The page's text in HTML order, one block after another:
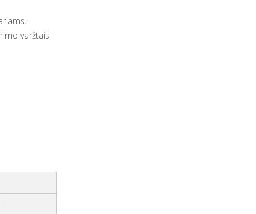
varžtais